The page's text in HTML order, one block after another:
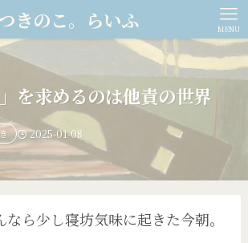
きのこ。らいふ MENU
」を求めるのは他責の世界
2025-01-08
ら少し寝坊気味に起きた今朝。